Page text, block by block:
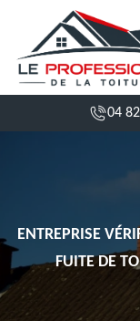
04
ENTREPRISE
FUITE DE